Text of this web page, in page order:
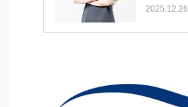
2025.12.26